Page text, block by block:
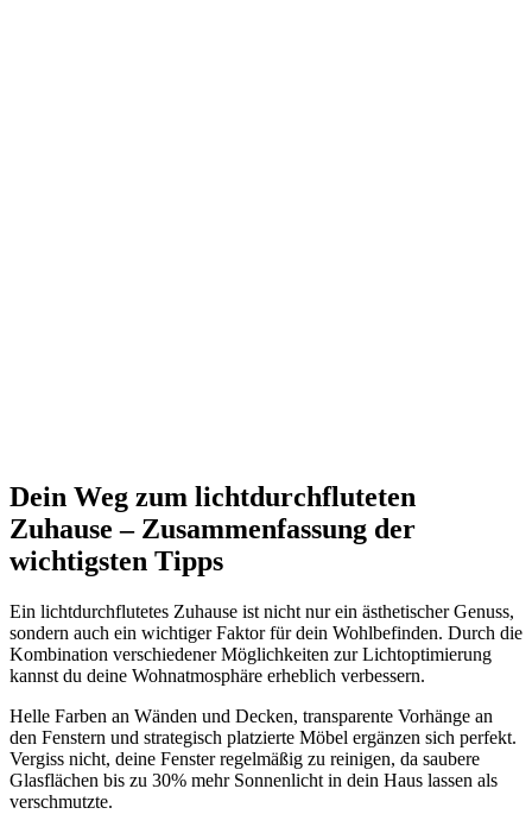
Dein Weg zum lichtdurchfluteten
Zuhause – Zusammenfassung der
wichtigsten Tipps
Ein lichtdurchflutetes Zuhause ist nicht nur ein ästhetischer Genuss,
sondern auch ein wichtiger Faktor für dein Wohlbefinden. Durch die
Kombination verschiedener Möglichkeiten zur Lichtoptimierung
kannst du deine Wohnatmosphäre erheblich verbessern.
Helle Farben an Wänden und Decken, transparente Vorhänge an
den Fenstern und strategisch platzierte Möbel ergänzen sich perfekt.
Vergiss nicht, deine Fenster regelmäßig zu reinigen, da saubere
Glasflächen bis zu 30% mehr Sonnenlicht in dein Haus lassen als
verschmutzte.